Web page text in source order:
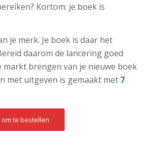
Kortom: je boek is
je merk. Je boek is daar het
daarom de lancering goed
brengen van je nieuwe boek
met uitgeven is gemaakt met 7
om te bestellen